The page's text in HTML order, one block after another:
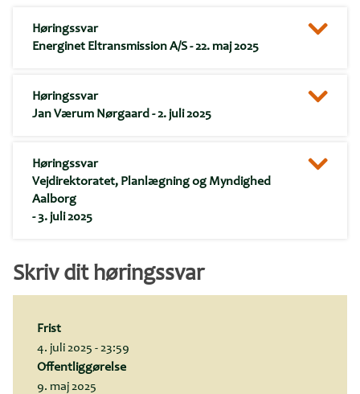
Høringssvar
Energinet Eltransmission A/S- 22. maj 2025
Høringssvar
Jan Værum Nørgaard- 2. juli 2025
Høringssvar
Vejdirektoratet, Planlægning og Myndighed
Aalborg
- 3. juli 2025
Skriv dit høringssvar
Frist
4. juli 2025 - 23:59
Offentliggørelse
9. maj 2025